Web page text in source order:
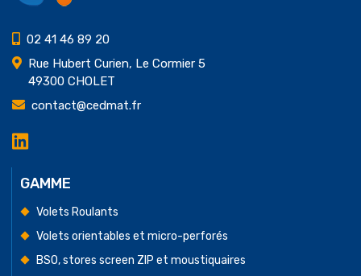
02 41 46 89 20
Rue Hubert Curien, Le Cormier 5
49300 CHOLET
contact@cedmat.fr
LinkedIn
Cedmat
Production
GAMME
Volets Roulants
Volets orientables et micro-perforés
BSO, stores screen ZIP et moustiquaires